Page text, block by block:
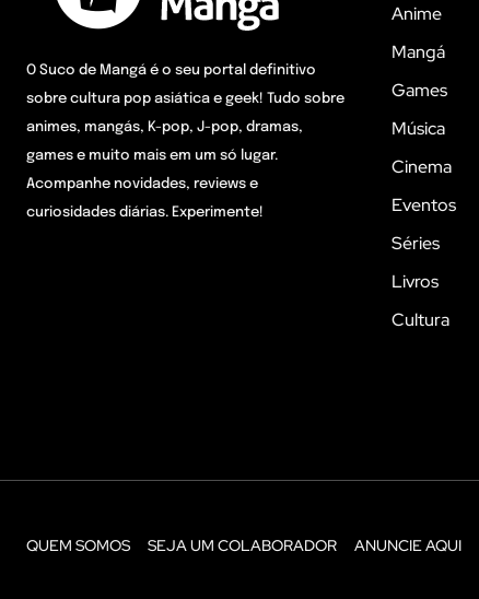
O Suco de Mangá é o seu portal definitivo
sobre cultura pop asiática e geek! Tudo sobre
animes, mangás, K-pop, J-pop, dramas,
games e muito mais em um só lugar.
Acompanhe novidades, reviews e
curiosidades diárias. Experimente!
Anime
Mangá
Games
Música
Cinema
Eventos
Séries
Livros
Cultura
QUEM SOMOS SEJA UM COLABORADOR ANUNCIE AQUI